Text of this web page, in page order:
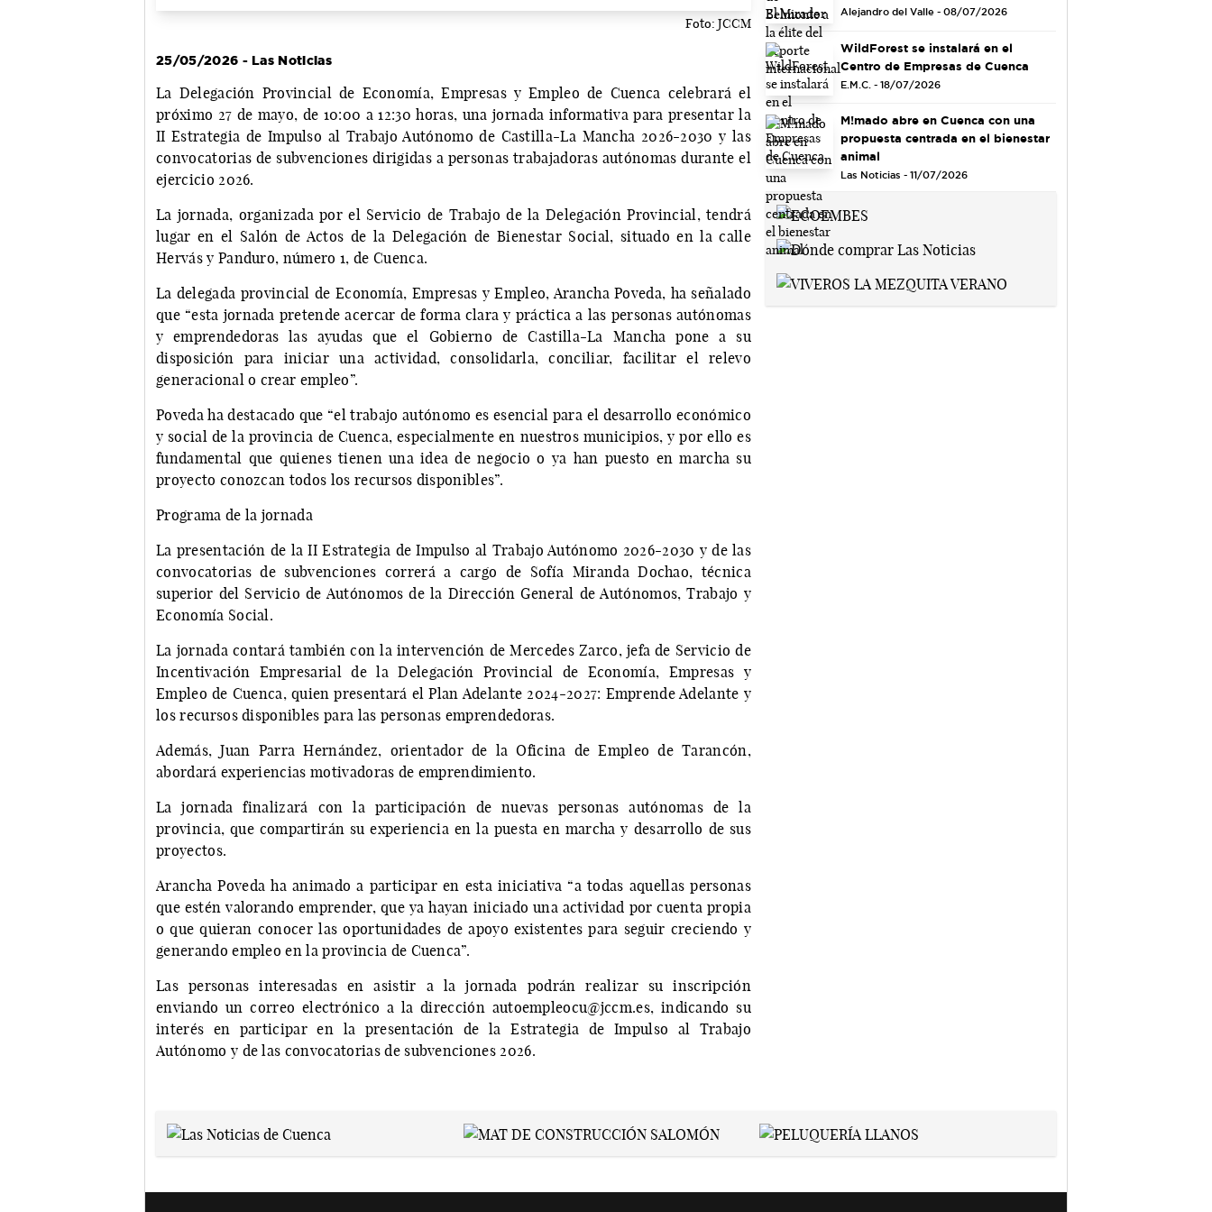
Foto: JCCM
25/05/2026 - Las Noticias
La Delegación Provincial de Economía, Empresas y Empleo de Cuenca celebrará el
próximo 27 de mayo, de 10:00 a 12:30 horas, una jornada informativa para presentar la
II Estrategia de Impulso al Trabajo Autónomo de Castilla-La Mancha 2026-2030 y las
convocatorias de subvenciones dirigidas a personas trabajadoras autónomas durante el
ejercicio 2026.
La jornada, organizada por el Servicio de Trabajo de la Delegación Provincial, tendrá
lugar en el Salón de Actos de la Delegación de Bienestar Social, situado en la calle
Hervás y Panduro, número 1, de Cuenca.
La delegada provincial de Economía, Empresas y Empleo, Arancha Poveda, ha señalado
que “esta jornada pretende acercar de forma clara y práctica a las personas autónomas
y emprendedoras las ayudas que el Gobierno de Castilla-La Mancha pone a su
disposición para iniciar una actividad, consolidarla, conciliar, facilitar el relevo
generacional o crear empleo”.
Poveda ha destacado que “el trabajo autónomo es esencial para el desarrollo económico
y social de la provincia de Cuenca, especialmente en nuestros municipios, y por ello es
fundamental que quienes tienen una idea de negocio o ya han puesto en marcha su
proyecto conozcan todos los recursos disponibles”.
Programa de la jornada
La presentación de la II Estrategia de Impulso al Trabajo Autónomo 2026-2030 y de las
convocatorias de subvenciones correrá a cargo de Sofía Miranda Dochao, técnica
superior del Servicio de Autónomos de la Dirección General de Autónomos, Trabajo y
Economía Social.
La jornada contará también con la intervención de Mercedes Zarco, jefa de Servicio de
Incentivación Empresarial de la Delegación Provincial de Economía, Empresas y
Empleo de Cuenca, quien presentará el Plan Adelante 2024-2027: Emprende Adelante y
los recursos disponibles para las personas emprendedoras.
Además, Juan Parra Hernández, orientador de la Oficina de Empleo de Tarancón,
abordará experiencias motivadoras de emprendimiento.
La jornada finalizará con la participación de nuevas personas autónomas de la
provincia, que compartirán su experiencia en la puesta en marcha y desarrollo de sus
proyectos.
Arancha Poveda ha animado a participar en esta iniciativa “a todas aquellas personas
que estén valorando emprender, que ya hayan iniciado una actividad por cuenta propia
o que quieran conocer las oportunidades de apoyo existentes para seguir creciendo y
generando empleo en la provincia de Cuenca”.
Las personas interesadas en asistir a la jornada podrán realizar su inscripción
enviando un correo electrónico a la dirección autoempleocu@jccm.es, indicando su
interés en participar en la presentación de la Estrategia de Impulso al Trabajo
Autónomo y de las convocatorias de subvenciones 2026.
Alejandro del Valle - 08/07/2026
WildForest se instalará en el
Centro de Empresas de Cuenca
E.M.C. - 18/07/2026
M!mado abre en Cuenca con una
propuesta centrada en el bienestar
animal
Las Noticias - 11/07/2026